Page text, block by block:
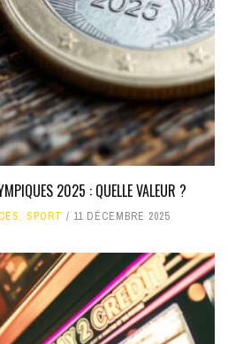
2025 : QUELLE VALEUR ?
, SPORT 11 DÉCEMBRE 2025